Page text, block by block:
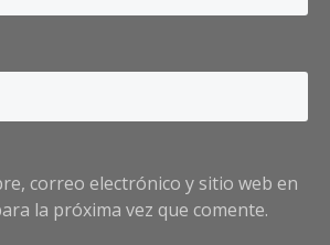
correo electrónico y sitio web en
la próxima vez que comente.